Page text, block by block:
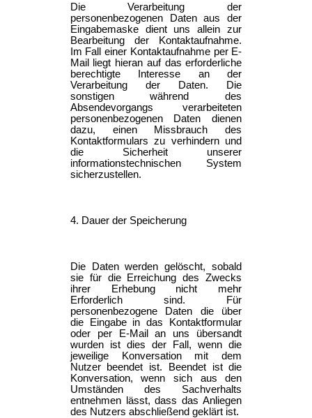
Die Verarbeitung der
personenbezogenen Daten aus der
Eingabemaske dient uns allein zur
Bearbeitung der Kontaktaufnahme.
Im Fall einer Kontaktaufnahme per E-
Mail liegt hieran auf das erforderliche
berechtigte Interesse an der
Verarbeitung der Daten. Die
sonstigen während des
Absendevorgangs verarbeiteten
personenbezogenen Daten dienen
dazu, einen Missbrauch des
Kontaktformulars zu verhindern und
die Sicherheit unserer
informationstechnischen System
sicherzustellen.
4. Dauer der Speicherung
Die Daten werden gelöscht, sobald
sie für die Erreichung des Zwecks
ihrer Erhebung nicht mehr
Erforderlich sind. Für
personenbezogene Daten die über
die Eingabe in das Kontaktformular
oder per E-Mail an uns übersandt
wurden ist dies der Fall, wenn die
jeweilige Konversation mit dem
Nutzer beendet ist. Beendet ist die
Konversation, wenn sich aus den
Umständen des Sachverhalts
entnehmen lässt, dass das Anliegen
des Nutzers abschließend geklärt ist.